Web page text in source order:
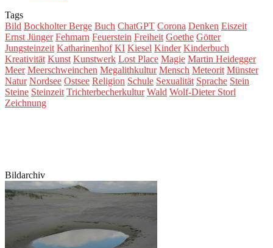
Tags
Bild Bockholter Berge Buch ChatGPT Corona Denken Eiszeit
Ernst Jünger Fehmarn Feuerstein Freiheit Goethe Götter
Jungsteinzeit Katharinenhof KI Kiesel Kinder Kinderbuch
Kreativität Kunst Kunstwerk Lost Place Magie Martin Heidegger
Meer Meerschweinchen Megalithkultur Mensch Meteorit Münster
Natur Nordsee Ostsee Religion Schule Sexualität Sprache Stein
Steine Steinzeit Trichterbecherkultur Wald Wolf-Dieter Storl
Zeichnung
Bildarchiv